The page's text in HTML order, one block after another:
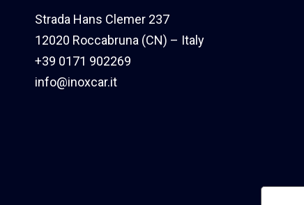
Strada Hans Clemer 237
12020 Roccabruna (CN) – Italy
+39 0171 902269
info@inoxcar.it